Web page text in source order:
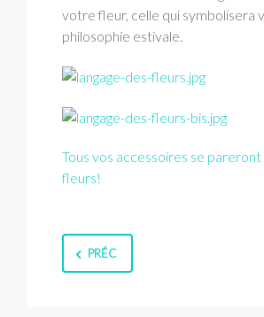
votre fleur, celle qui symbolisera
philosophie estivale.
Tous vos accessoires se
fleurs!
PRÉC